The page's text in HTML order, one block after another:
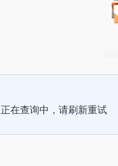
正在查询中，请刷新重试